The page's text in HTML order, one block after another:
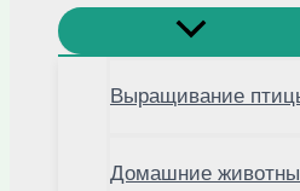
Выращивание
Домашние